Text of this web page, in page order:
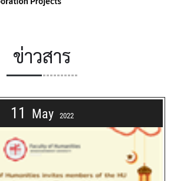
ข่าวสาร
11 May 2022